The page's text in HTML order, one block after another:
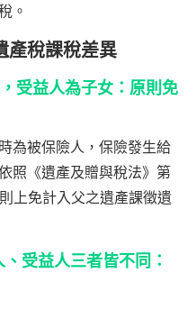
。
產稅課稅差異
受益人為子女：原則免
為被保險人，保險發生給
照《遺產及贈與稅法》第
上免計入父之遺產課徵遺
受益人三者皆不同：